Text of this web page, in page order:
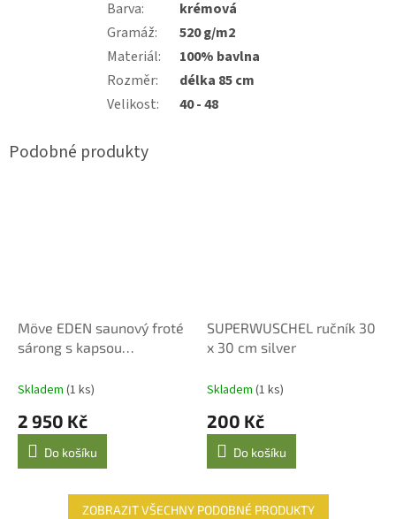
Barva:
krémová
Gramáž:
520 g/m2
Materiál:
100% bavlna
Rozměr:
délka 85 cm
Velikost: 40 - 48
Möve EDEN saunový froté
sárong s kapsou
Skladem (1 ks)
2 950 Kč
Do košíku
SUPERWUSCHEL ručník 30
x 30 cm silver
Skladem (1 ks)
200 Kč
Do košíku
ZOBRAZIT VŠECHNY PODOBNÉ PRODUKTY